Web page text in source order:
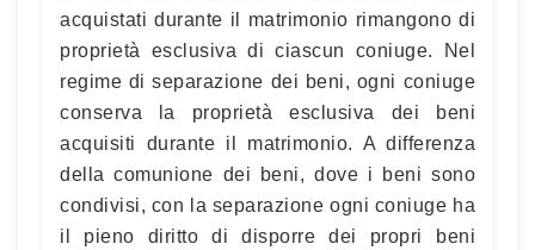
acquistati durante il matrimonio rimangono di
proprietà esclusiva di ciascun coniuge. Nel
regime di separazione dei beni, ogni coniuge
conserva la proprietà esclusiva dei beni
acquisiti durante il matrimonio. A differenza
della comunione dei beni, dove i beni sono
condivisi, con la separazione ogni coniuge ha
il pieno diritto di disporre dei propri beni